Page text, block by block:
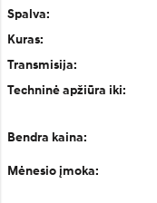
Spalva:
Kuras:
Transmisija:
Techninė apžiūra iki:
Bendra kaina:
Mėnesio įmoka: